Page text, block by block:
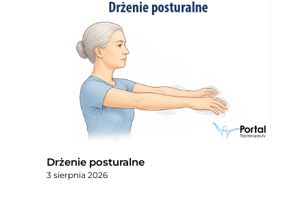
Drżenie posturalne
3 sierpnia 2026